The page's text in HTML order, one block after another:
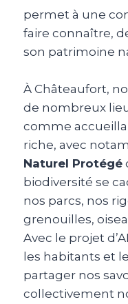
permet à une
faire connaître,
son patrimoine
À Châteaufort,
de nombreux
comme
riche, avec
Naturel Protégé
biodiversité se
nos parcs, nos
grenouilles,
Avec le projet
les habitants et
partager nos
collectivement